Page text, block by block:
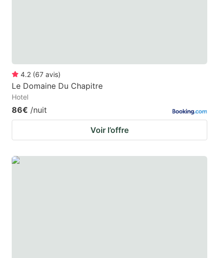
keyboard
shortcuts
for
changing
dates.
keyboard
dates.
4.2 (67 avis)
Le Domaine Du Chapitre
Hotel
86€ /nuit
Voir l’offre